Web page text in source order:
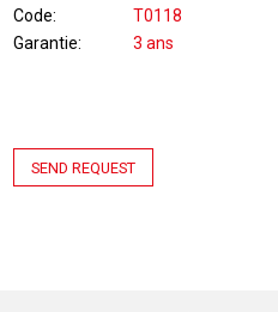
Code
T0118
Garantie
3 ans
SEND REQUEST